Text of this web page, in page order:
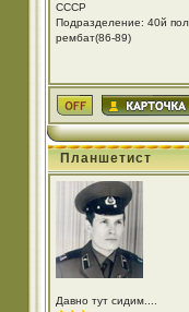
СССР
Подразделение: 40й
рембат(86-89)
Планшетист
Давно тут сидим....